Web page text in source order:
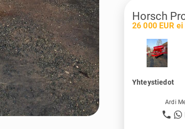
Horsch
26 000 EUR
Yhteystiedot
Ardi